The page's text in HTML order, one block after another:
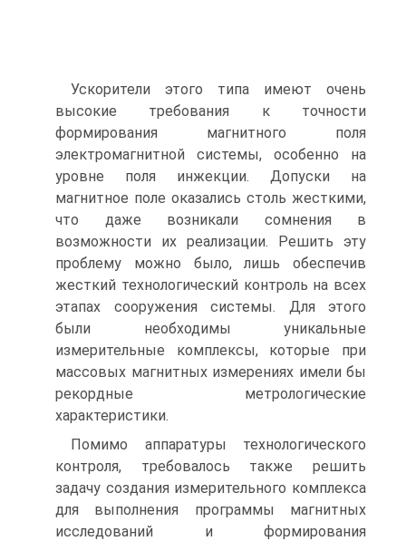
Ускорители этого типа имеют очень
высокие требования к точности
формирования магнитного поля
электромагнитной системы, особенно на
уровне поля инжекции. Допуски на
магнитное поле оказались столь жесткими,
что даже возникали сомнения в
возможности их реализации. Решить эту
проблему можно было, лишь обеспечив
жесткий технологический контроль на всех
этапах сооружения системы. Для этого
были необходимы уникальные
измерительные комплексы, которые при
массовых магнитных измерениях имели бы
рекордные метрологические
характеристики.
Помимо аппаратуры технологического
контроля, требовалось также решить
задачу создания измерительного комплекса
для выполнения программы магнитных
исследований и формирования